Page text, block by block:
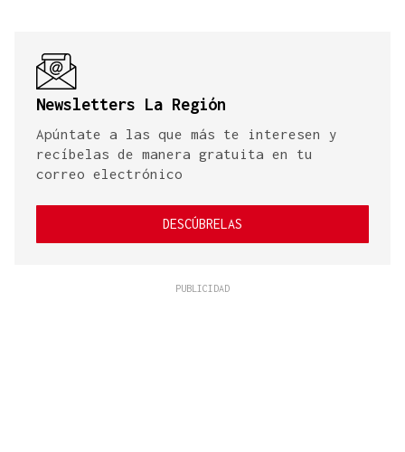
Newsletters La Región
Apúntate a las que más te interesen y
recíbelas de manera gratuita en tu
correo electrónico
DESCÚBRELAS